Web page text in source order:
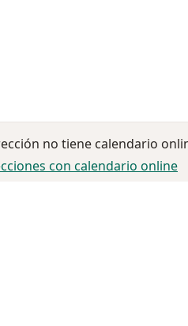
no tiene calendario
con calendario online